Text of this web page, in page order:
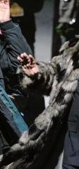
E
T
A
D
T
Z
U
M